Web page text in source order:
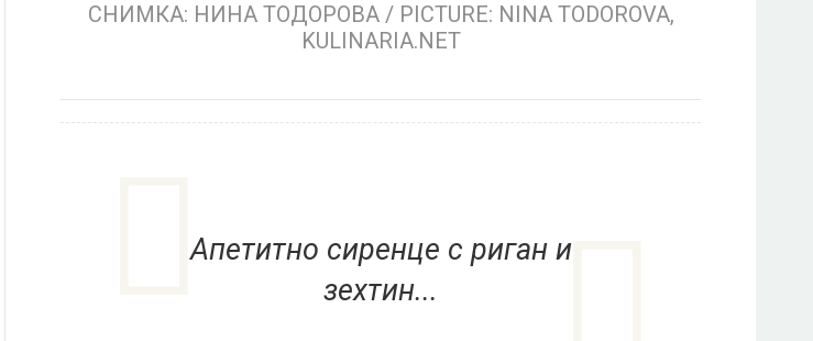
СНИМКА: НИНА ТОДОРОВА / PICTURE: NINA TODOROVA,
KULINARIA.NET
Апетитно сиренце с риган и
зехтин...